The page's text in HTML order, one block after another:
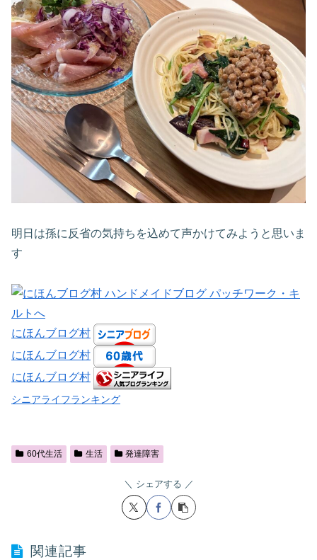
明日は孫に反省の気持ちを込めて声かけてみようと思いま
す
にほんブログ村
にほんブログ村
にほんブログ村
シニアライフランキング
60代生活 生活 発達障害
シェアする
関連記事